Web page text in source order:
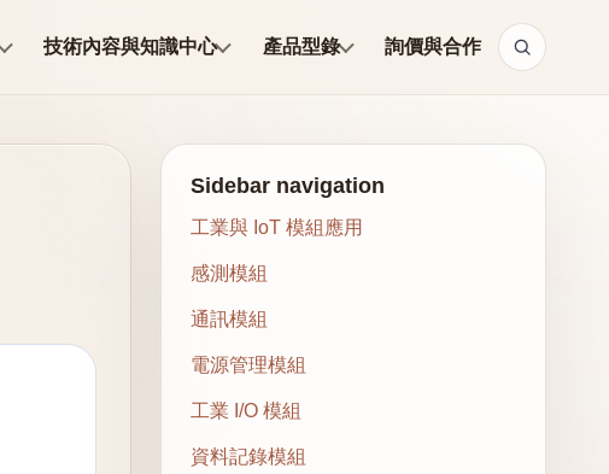
技術內容與知識中心 產品型錄 詢價與合作
Sidebar navigation
工業與 IoT 模組應用
感測模組
通訊模組
電源管理模組
工業 I/O 模組
資料記錄模組